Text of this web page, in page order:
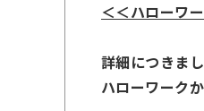
＜＜ハローワ
詳細につきまし
ハローワーク